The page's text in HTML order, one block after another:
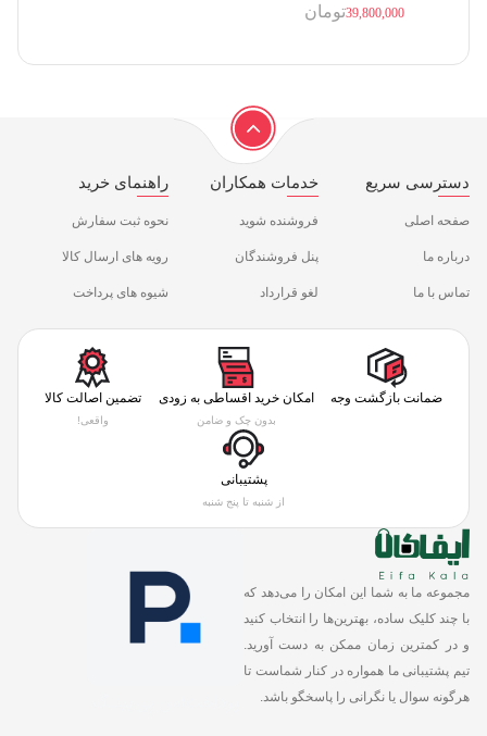
تومان
دسترسی سریع
صفحه اصلی
درباره ما
تماس با ما
خدمات همکاران
فروشنده شوید
پنل فروشندگان
لغو قرارداد
راهنمای خرید
نحوه ثبت سفارش
رویه های ارسال کالا
شیوه های پرداخت
ضمانت بازگشت وجه امکان خرید اقساطی به زودی
بدون چک و ضامن
تضمین اصالت کالا
واقعی!
پشتیبانی
از شنبه تا پنج شنبه
مجموعه ما به شما این امکان را می‌دهد که
با چند کلیک ساده، بهترین‌ها را انتخاب کنید
و در کمترین زمان ممکن به دست آورید.
تیم پشتیبانی ما همواره در کنار شماست تا
هرگونه سوال یا نگرانی را پاسخگو باشد.